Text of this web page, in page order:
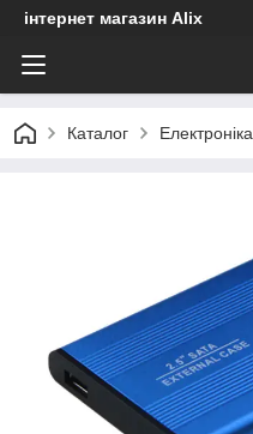
інтернет магазин Alix
Каталог Електроніка